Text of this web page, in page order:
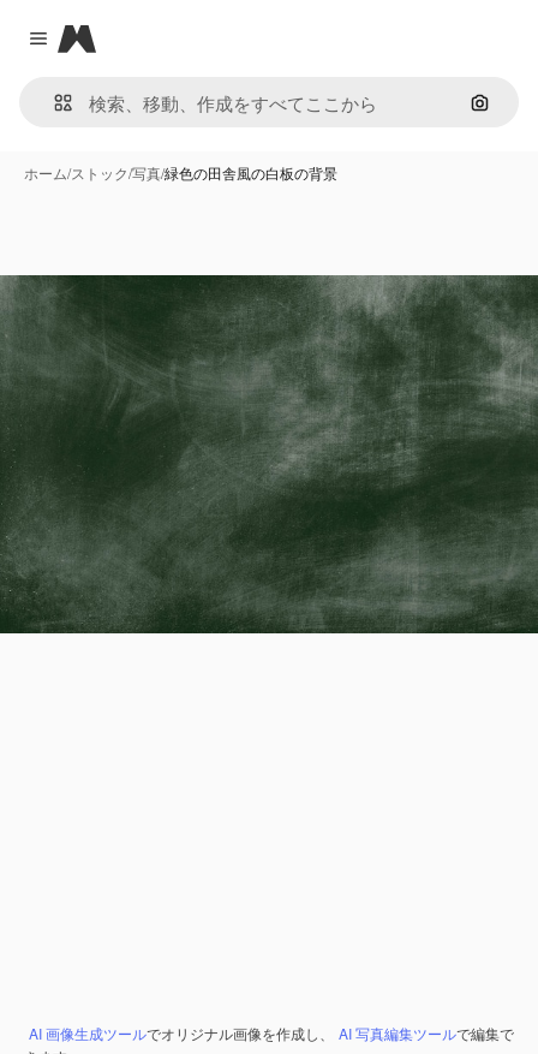
Close menu
Magnific
画像で
ホーム/ストック/写真/緑色の田舎風の白板の背景
AI 画像生成ツールでオリジナル画像を作成し、 AI 写真編集ツールで編集で